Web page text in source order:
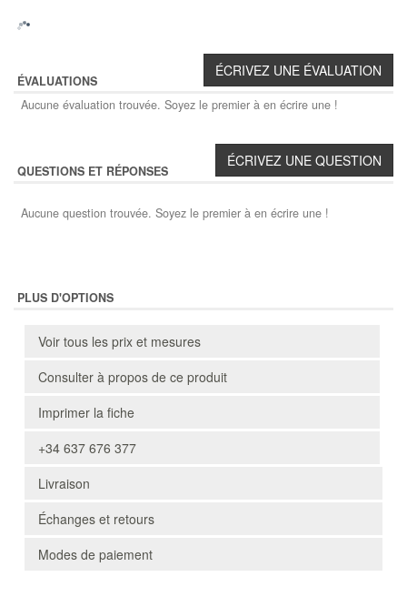
ÉVALUATIONS
Aucune évaluation trouvée. Soyez le premier à en écrire une !
QUESTIONS ET RÉPONSES
Aucune question trouvée. Soyez le premier à en écrire une !
PLUS D'OPTIONS
Voir tous les prix et mesures
Consulter à propos de ce produit
Imprimer la fiche
+34 637 676 377
Livraison
Échanges et retours
Modes de paiement